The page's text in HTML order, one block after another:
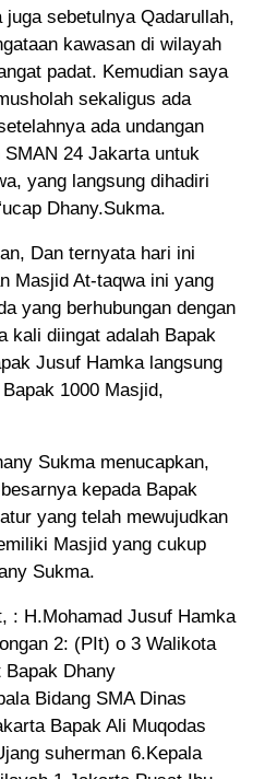
sebetulnya Qadarullah,
kawasan di wilayah
padat. Kemudian saya
sekaligus ada
ada undangan
24 Jakarta untuk
yang langsung dihadiri
Dhany.Sukma.
Dan ternyata hari ini
Masjid At-taqwa ini yang
yang berhubungan dengan
kali diingat adalah Bapak
Jusuf Hamka langsung
1000 Masjid,
Sukma menucapkan,
kepada Bapak
yang telah mewujudkan
Masjid yang cukup
Sukma.
: H.Mohamad Jusuf Hamka
2: (PIt) o 3 Walikota
Dhany
Bidang SMA Dinas
Bapak Ali Muqodas
suherman 6.Kepala